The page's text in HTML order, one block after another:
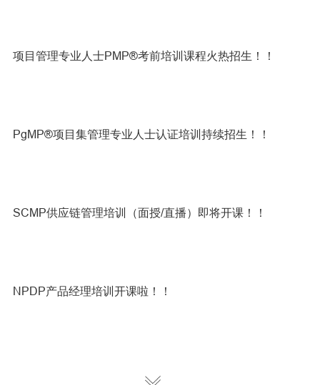
项目管理专业人士PMP®考前培训课程火热招生！！
PgMP®项目集管理专业人士认证培训持续招生！！
SCMP供应链管理培训（面授/直播）即将开课！！
NPDP产品经理培训开课啦！！